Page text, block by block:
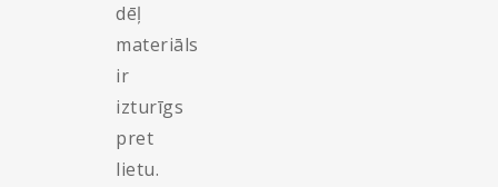
dēļ
materiāls
ir
izturīgs
pret
lietu.